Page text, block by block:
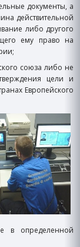
документы, а
действительной
либо другого
ему право на
союза либо не
цели и
Европейского
в определенной